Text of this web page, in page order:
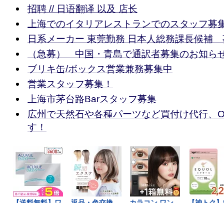
招聘 // 日语翻译 以及 店长
上海でのイタリアレストランでのスタッフ募
日系メーカー 東莞勤務 日本人総務課長候補
（急募） 中国・青島で通訳者募集のお知ら
ブリキ缶/ボックス営業兼務募集中
営業スタッフ募集！
上海市茅台路Barスタッフ募集
広州で天然石や各種パーツなど買付け代行、
す！